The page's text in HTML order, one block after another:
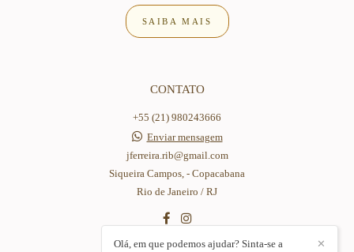
SAIBA MAIS
CONTATO
+55 (21) 980243666
Enviar mensagem
jferreira.rib@gmail.com
Siqueira Campos, - Copacabana
Rio de Janeiro / RJ
✕
Olá, em que podemos ajudar? Sinta-se a